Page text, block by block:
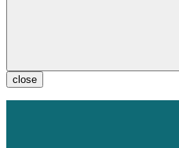
close